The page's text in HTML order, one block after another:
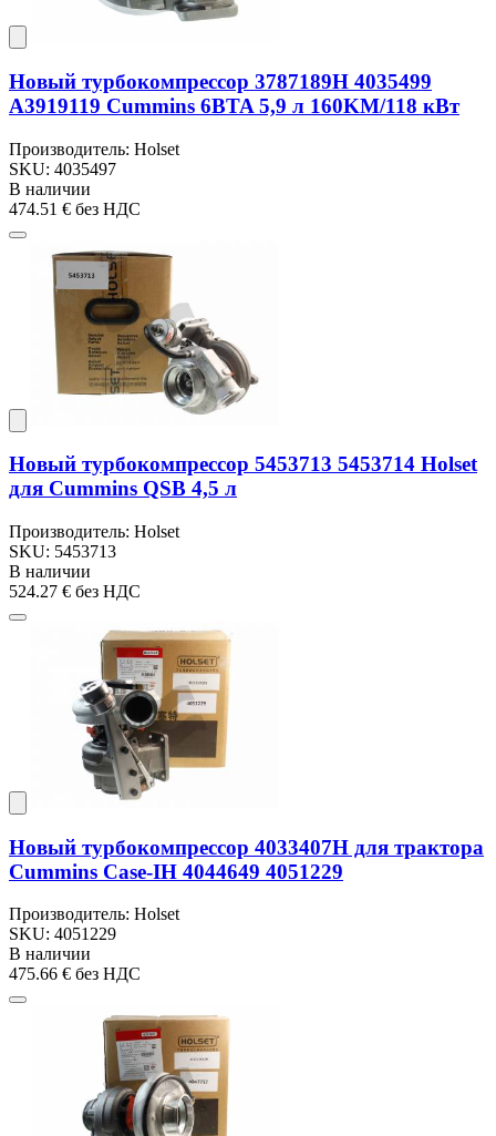
Новый турбокомпрессор 3787189H 4035499
A3919119 Cummins 6BTA 5,9 л 160KM/118 кВт
Производитель: Holset
SKU: 4035497
В наличии
474.51 € без НДС
Новый турбокомпрессор 5453713 5453714 Holset
для Cummins QSB 4,5 л
Производитель: Holset
SKU: 5453713
В наличии
524.27 € без НДС
Новый турбокомпрессор 4033407H для трактора
Cummins Case-IH 4044649 4051229
Производитель: Holset
SKU: 4051229
В наличии
475.66 € без НДС